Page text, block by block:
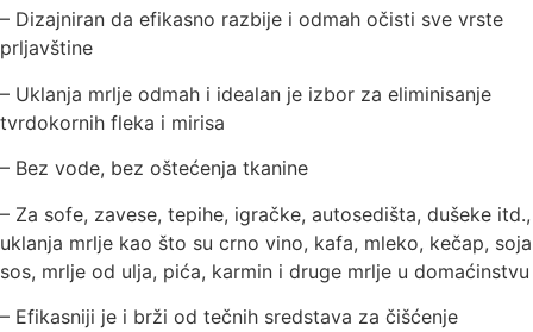
– Dizajniran da efikasno razbije i odmah očisti sve vrste
prljavštine
– Uklanja mrlje odmah i idealan je izbor za eliminisanje
tvrdokornih fleka i mirisa
– Bez vode, bez oštećenja tkanine
– Za sofe, zavese, tepihe, igračke, autosedišta, dušeke itd.,
uklanja mrlje kao što su crno vino, kafa, mleko, kečap, soja
sos, mrlje od ulja, pića, karmin i druge mrlje u domaćinstvu
– Efikasniji je i brži od tečnih sredstava za čišćenje